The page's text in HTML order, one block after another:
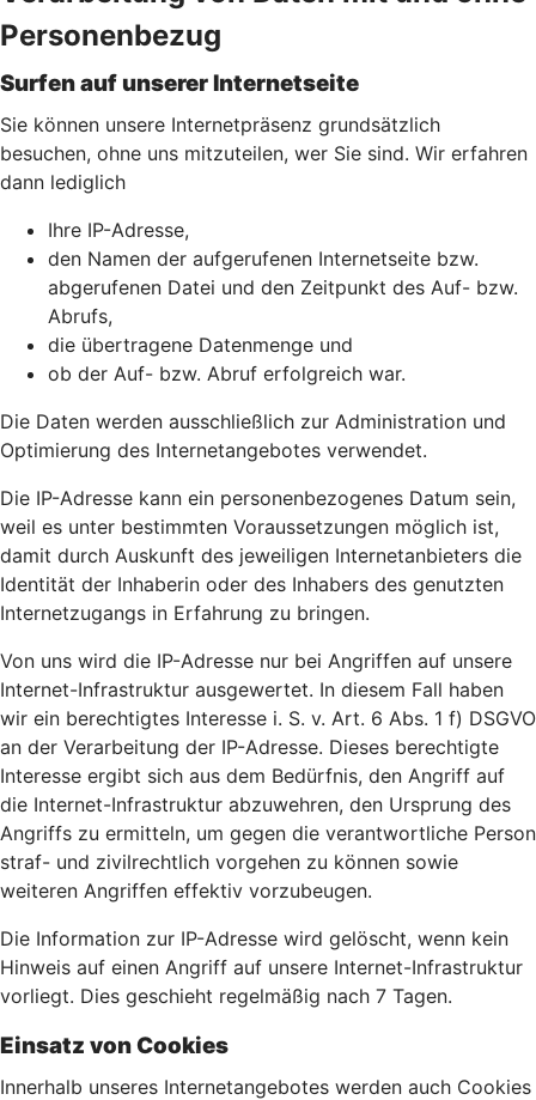
Personenbezug
Surfen auf unserer Internetseite
Sie können unsere Internetpräsenz grundsätzlich
besuchen, ohne uns mitzuteilen, wer Sie sind. Wir erfahren
dann lediglich
Ihre IP-Adresse,
den Namen der aufgerufenen Internetseite bzw.
abgerufenen Datei und den Zeitpunkt des Auf- bzw.
Abrufs,
die übertragene Datenmenge und
ob der Auf- bzw. Abruf erfolgreich war.
Die Daten werden ausschließlich zur Administration und
Optimierung des Internetangebotes verwendet.
Die IP-Adresse kann ein personenbezogenes Datum sein,
weil es unter bestimmten Voraussetzungen möglich ist,
damit durch Auskunft des jeweiligen Internetanbieters die
Identität der Inhaberin oder des Inhabers des genutzten
Internetzugangs in Erfahrung zu bringen.
Von uns wird die IP-Adresse nur bei Angriffen auf unsere
Internet-Infrastruktur ausgewertet. In diesem Fall haben
wir ein berechtigtes Interesse i. S. v. Art. 6 Abs. 1 f) DSGVO
an der Verarbeitung der IP-Adresse. Dieses berechtigte
Interesse ergibt sich aus dem Bedürfnis, den Angriff auf
die Internet-Infrastruktur abzuwehren, den Ursprung des
Angriffs zu ermitteln, um gegen die verantwortliche Person
straf- und zivilrechtlich vorgehen zu können sowie
weiteren Angriffen effektiv vorzubeugen.
Die Information zur IP-Adresse wird gelöscht, wenn kein
Hinweis auf einen Angriff auf unsere Internet-Infrastruktur
vorliegt. Dies geschieht regelmäßig nach 7 Tagen.
Einsatz von Cookies
Innerhalb unseres Internetangebotes werden auch Cookies